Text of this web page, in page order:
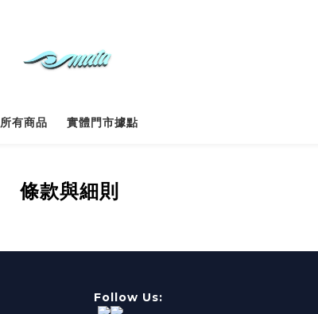
所有商品 實體門市據點
條款與細則
Follow Us: